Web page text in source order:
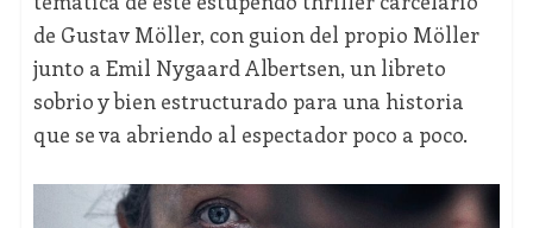
de Gustav Möller, con guion del propio Möller
junto a Emil Nygaard Albertsen, un libreto
sobrio y bien estructurado para una historia
que se va abriendo al espectador poco a poco.